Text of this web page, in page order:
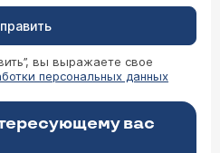
вы выражаете свое
персональных данных
вас